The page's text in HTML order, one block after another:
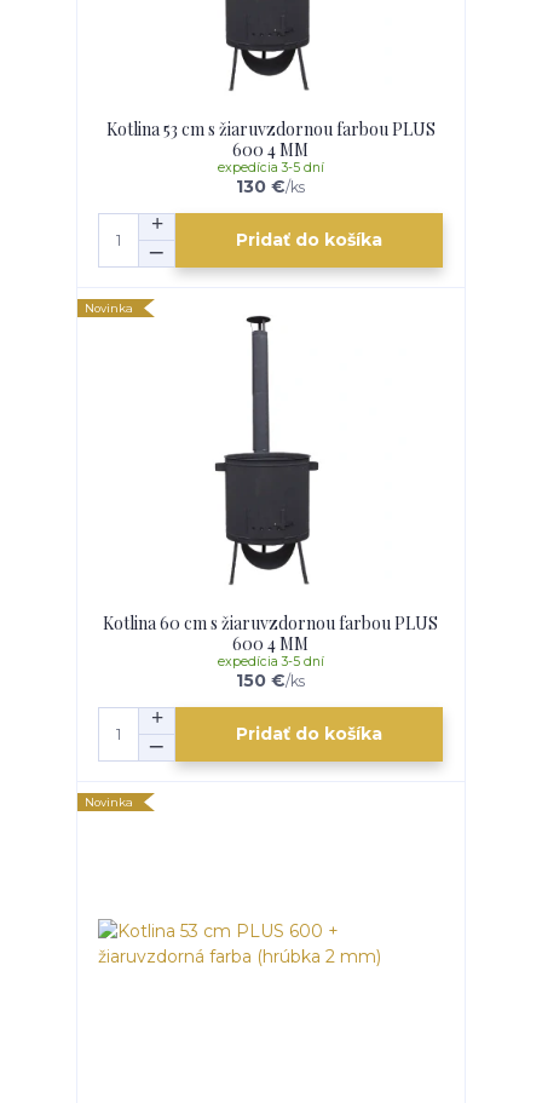
Kotlina 53 cm s žiaruvzdornou farbou PLUS
600 4 MM
130 €/ks
expedícia 3-5 dní
Pridať do košíka
Novinka
Kotlina 60 cm s žiaruvzdornou farbou PLUS
600 4 MM
150 €/ks
expedícia 3-5 dní
Pridať do košíka
Novinka